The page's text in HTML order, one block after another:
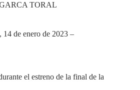
TORAL
14 de enero de 2023 –